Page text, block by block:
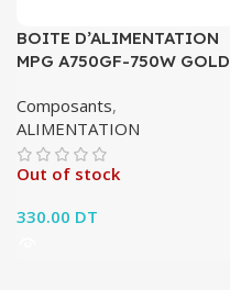
BOITE D’ALIMENTATION
MPG A750GF-750W GOLD
Composants,
ALIMENTATION
Out of stock
330.00 DT